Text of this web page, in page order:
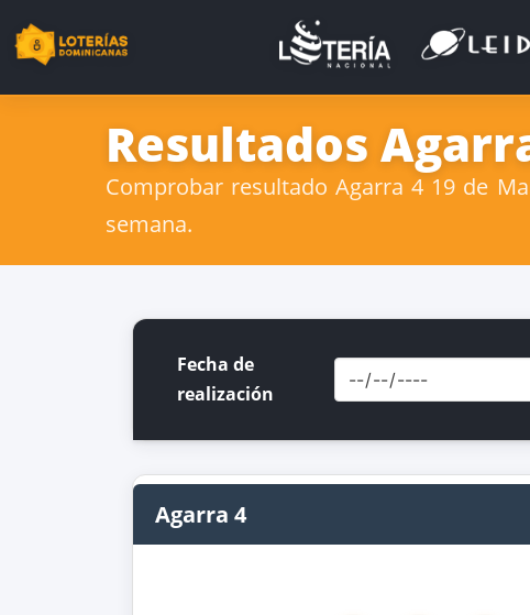
Resultados
Comprobar resultado Agarra 4 19 de
semana.
Fecha de
realización
Agarra 4